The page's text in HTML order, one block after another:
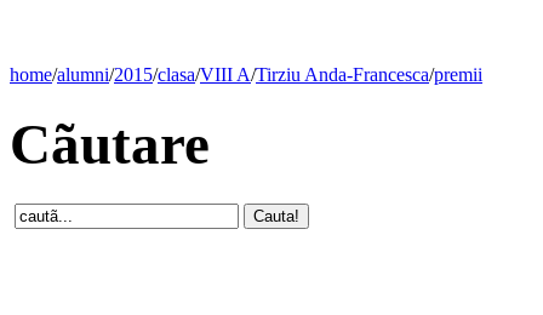
home/alumni/2015/clasa/VIII A/Tirziu Anda-Francesca/premii
Cãutare